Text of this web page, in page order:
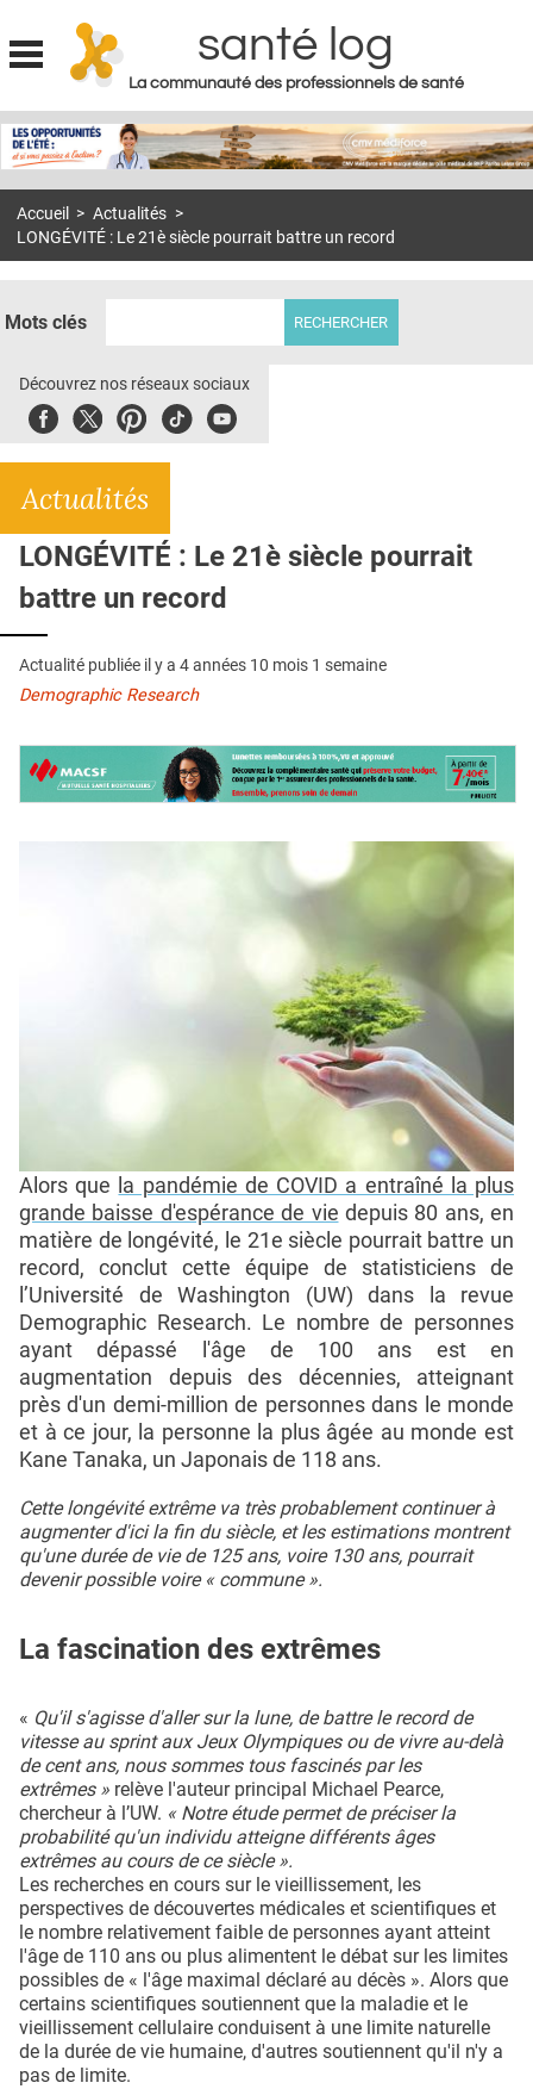
Jump to navigation
santé log
La communauté des professionnels de santé
MON COMPTE
S'ABONNER À LA REVUE SOIN À DOMICILE
DOSSIERS
E-REVUE SAD
L'APP
QUI SOMMES-NOUS ?
PUBLICITÉ
CONDITIONS GÉNÉRALES
CONTACT
Accueil > Actualités >
LONGÉVITÉ : Le 21è siècle pourrait battre un record
Mots clés
Découvrez nos réseaux sociaux
FacebookTwitterPinterest
TiktokYoubute
Actualités
LONGÉVITÉ : Le 21è siècle pourrait
battre un record
Actualité publiée il y a 4 années 10 mois 1 semaine
Demographic Research
Alors que la pandémie de COVID a entraîné la plus
grande baisse d'espérance de vie depuis 80 ans, en
matière de longévité, le 21e siècle pourrait battre un
record, conclut cette équipe de statisticiens de
l’Université de Washington (UW) dans la revue
Demographic Research. Le nombre de personnes
ayant dépassé l'âge de 100 ans est en
augmentation depuis des décennies, atteignant
près d'un demi-million de personnes dans le monde
et à ce jour, la personne la plus âgée au monde est
Kane Tanaka, un Japonais de 118 ans.
Cette longévité extrême va très probablement continuer à
augmenter d'ici la fin du siècle, et les estimations montrent
qu'une durée de vie de 125 ans, voire 130 ans, pourrait
devenir possible voire « commune ».
La fascination des extrêmes
« Qu'il s'agisse d'aller sur la lune, de battre le record de
vitesse au sprint aux Jeux Olympiques ou de vivre au-delà
de cent ans, nous sommes tous fascinés par les
extrêmes » relève l'auteur principal Michael Pearce,
chercheur à l’UW. « Notre étude permet de préciser la
probabilité qu'un individu atteigne différents âges
extrêmes au cours de ce siècle ».
Les recherches en cours sur le vieillissement, les
perspectives de découvertes médicales et scientifiques et
le nombre relativement faible de personnes ayant atteint
l'âge de 110 ans ou plus alimentent le débat sur les limites
possibles de « l'âge maximal déclaré au décès ». Alors que
certains scientifiques soutiennent que la maladie et le
vieillissement cellulaire conduisent à une limite naturelle
de la durée de vie humaine, d'autres soutiennent qu'il n'y a
pas de limite.